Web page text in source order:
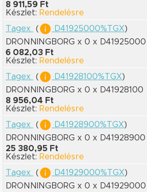
8 911,59 Ft
Készlet: Rendelésre
Tagex
( D41925000%TGX)
DRONNINGBORG x 0 x D41925000
6 082,03 Ft
Készlet: Rendelésre
Tagex
( D41928100%TGX)
DRONNINGBORG x 0 x D41928100
8 956,04 Ft
Készlet: Rendelésre
Tagex
( D41928900%TGX)
DRONNINGBORG x 0 x D41928900
25 380,95 Ft
Készlet: Rendelésre
Tagex
( D41929000%TGX)
DRONNINGBORG x 0 x D41929000